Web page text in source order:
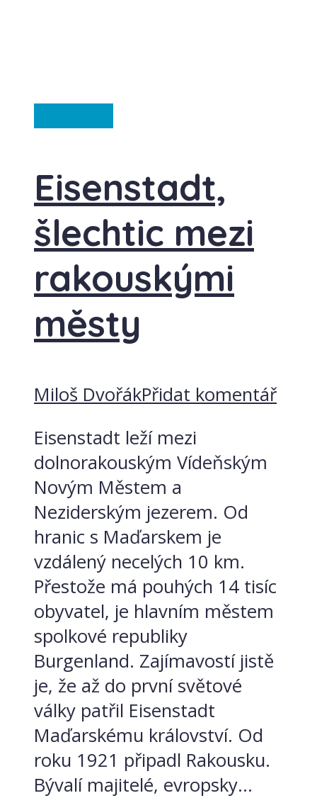
Eisenstadt,
šlechtic mezi
rakouskými
městy
Miloš DvořákPřidat komentář
Eisenstadt leží mezi
dolnorakouským Vídeňským
Novým Městem a
Neziderským jezerem. Od
hranic s Maďarskem je
vzdálený necelých 10 km.
Přestože má pouhých 14 tisíc
obyvatel, je hlavním městem
spolkové republiky
Burgenland. Zajímavostí jistě
je, že až do první světové
války patřil Eisenstadt
Maďarskému království. Od
roku 1921 připadl Rakousku.
Bývalí majitelé, evropsky...